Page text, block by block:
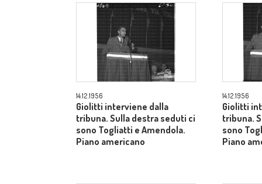
14.12.1956
Giolitti interviene dalla
tribuna. Sulla destra seduti ci
sono Togliatti e Amendola.
Piano americano
14.12.1956
Giolitti
tribuna.
sono
Piano